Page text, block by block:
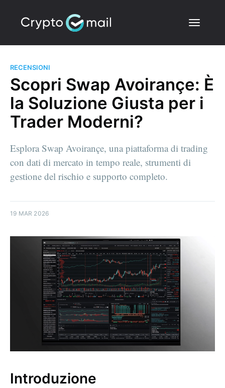
RECENSIONI
Scopri Swap Avoirançe: È
la Soluzione Giusta per i
Trader Moderni?
Esplora Swap Avoirançe, una piattaforma di trading
con dati di mercato in tempo reale, strumenti di
gestione del rischio e supporto completo.
19 MAR 2026
Introduzione